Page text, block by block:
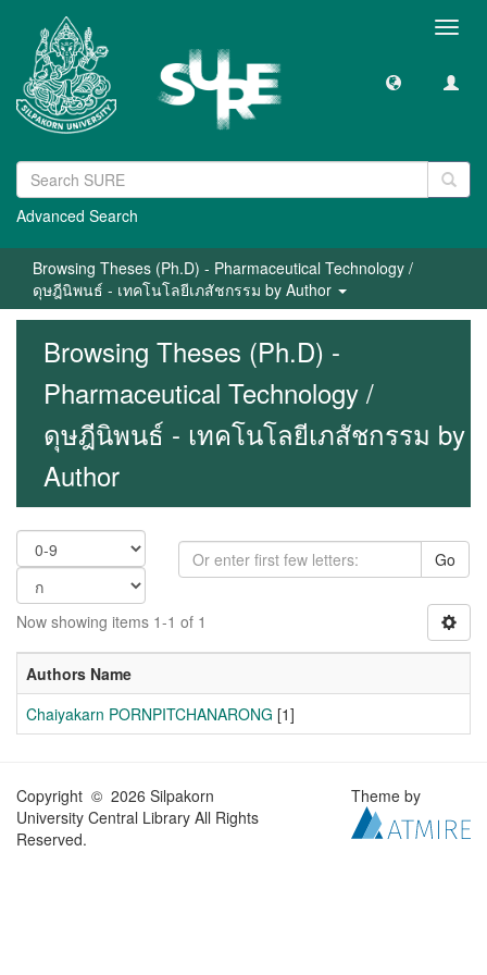
Advanced Search
Browsing Theses (Ph.D) - Pharmaceutical Technology /
ดุษฎีนิพนธ์ - เทคโนโลยีเภสัชกรรม by Author
Browsing Theses (Ph.D) -
Pharmaceutical Technology /
ดุษฎีนิพนธ์ - เทคโนโลยีเภสัชกรรม by
Author
Go
Now showing items 1-1 of 1
Authors Name
Chaiyakarn PORNPITCHANARONG [1]
Copyright © 2026 Silpakorn
University Central Library All Rights
Reserved.
Theme by